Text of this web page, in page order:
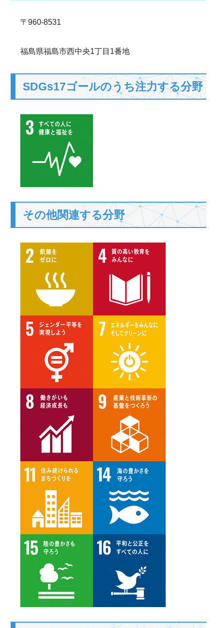
〒960-8531
福島県福島市西中央1丁目1番地
SDGs17ゴールのうち注力する分野
その他関連する分野